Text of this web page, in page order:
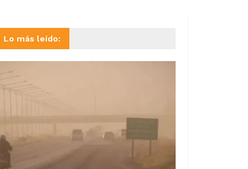
Lo más leído: